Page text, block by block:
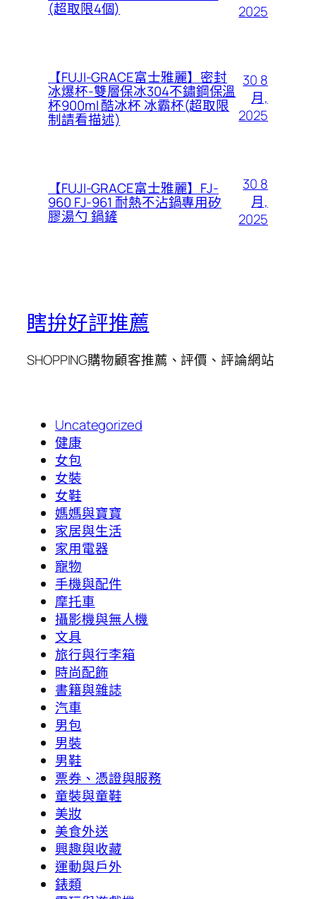
(超取限4個)
2025
【FUJI-GRACE富士雅麗】密封
冰爆杯-雙層保冰304不鏽鋼保溫
杯900ml 酷冰杯 冰霸杯(超取限
制請看描述)
30 8
月,
2025
【FUJI-GRACE富士雅麗】FJ-
960 FJ-961 耐熱不沾鍋專用矽
膠湯勺 鍋鏟
30 8
月,
2025
瞎拚好評推薦
SHOPPING購物顧客推薦、評價、評論網站
Uncategorized
健康
女包
女裝
女鞋
媽媽與寶寶
家居與生活
家用電器
寵物
手機與配件
摩托車
攝影機與無人機
文具
旅行與行李箱
時尚配飾
書籍與雜誌
汽車
男包
男裝
男鞋
票券、憑證與服務
童裝與童鞋
美妝
美食外送
興趣與收藏
運動與戶外
錶類